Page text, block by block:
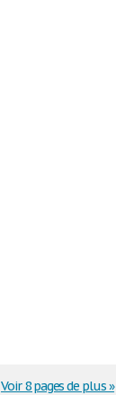
Voir 8 pages de plus »